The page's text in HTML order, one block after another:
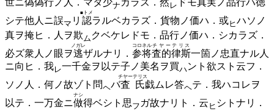
世ニ偽偽行ノ人．マタ少ナ カラズ． 然 レ ドモ真実ノ品行ハ徳
シテ他人ニ誤マ リ 認
■トメ
ラルベカラズ．貨物ノ価ハ． 或ヒハソノ
真ヲ掩ヒ．人ヲ欺ム クベケレドモ．品行ノ価ハ．シカラズ．
必ズ衆人ノ眼ヲ逃
ノガレ
ザルナリ． 参将
コロネル
査的律斯
チヤーテリス
一箇ノ忠直ナル人
ニ向ヒ． 我レ一千金ヲ以テ子ノ美名ヲ買ハ ント欲スト云フ．
ソノ人．何ノ故ゾト 問ヘバ査氏
チヤーテリス
戯ムレ答ヘテ．我ハコレヲ
以テ．一万金ニ做
ナシ
得ベシト 思フ ガ故ナリト． 云 ヒ シトナリ．